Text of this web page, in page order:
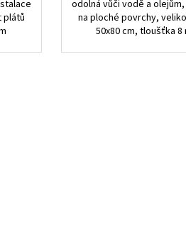
plátů
odolná vůči vodě a
na ploché povrchy,
50x80 cm, tloušťka 8